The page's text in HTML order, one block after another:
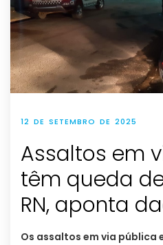
12 DE SETEMBRO DE 2025
Assaltos em
têm queda
RN, aponta
Os assaltos em via pública